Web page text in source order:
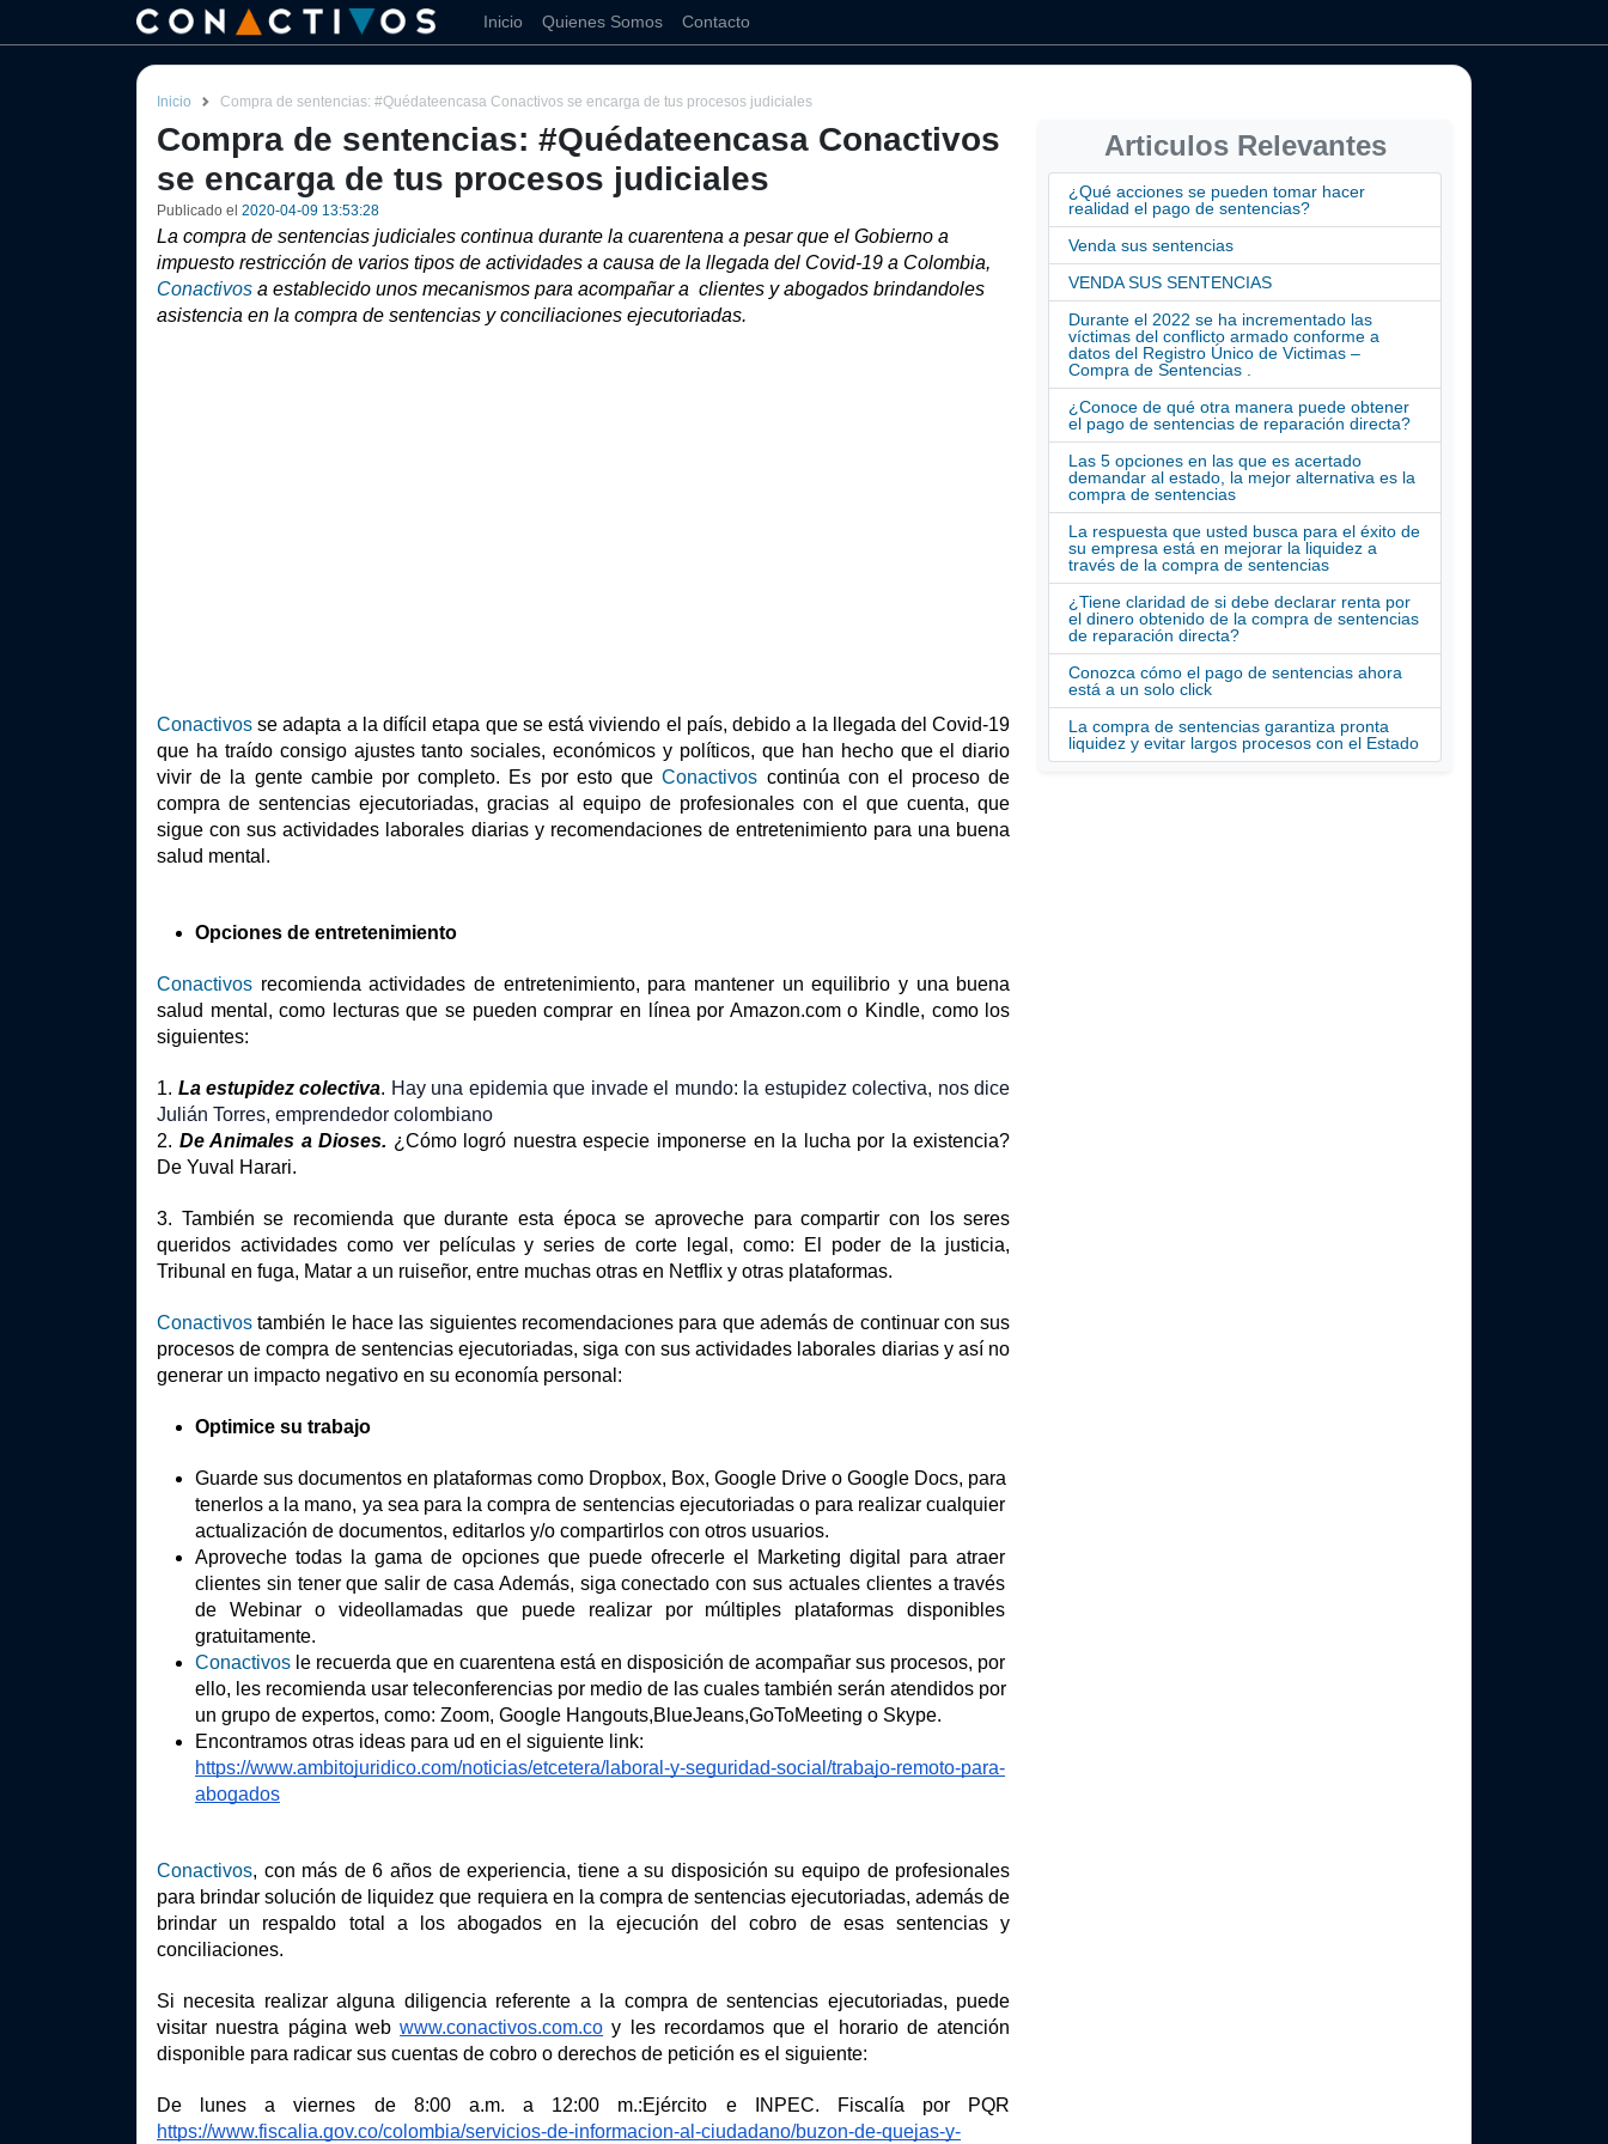
Inicio Quienes Somos Contacto
Inicio Compra de sentencias: #Quédateencasa Conactivos se encarga de tus procesos judiciales
Compra de sentencias: #Quédateencasa Conactivos
se encarga de tus procesos judiciales
Publicado el 2020-04-09 13:53:28
La compra de sentencias judiciales continua durante la cuarentena a pesar que el Gobierno a
Conactivos a establecido unos mecanismos para acompañar a  clientes y abogados brindandoles
asistencia en la compra de sentencias y conciliaciones ejecutoriadas.
Conactivos se adapta a la difícil etapa que se está viviendo el país, debido a la llegada del Covid-19
que ha traído consigo ajustes tanto sociales, económicos y políticos, que han hecho que el diario
vivir de la gente cambie por completo. Es por esto que Conactivos continúa con el proceso de
compra de sentencias ejecutoriadas, gracias al equipo de profesionales con el que cuenta, que
sigue con sus actividades laborales diarias y recomendaciones de entretenimiento para una buena
salud mental.
Opciones de entretenimiento
Conactivos recomienda actividades de entretenimiento, para mantener un equilibrio y una buena
salud mental, como lecturas que se pueden comprar en línea por Amazon.com o Kindle, como los
siguientes:
1. La estupidez colectiva. Hay una epidemia que invade el mundo: la estupidez colectiva, nos dice
Julián Torres, emprendedor colombiano
2. De Animales a Dioses. ¿Cómo logró nuestra especie imponerse en la lucha por la existencia?
De Yuval Harari.
3. También se recomienda que durante esta época se aproveche para compartir con los seres
queridos actividades como ver películas y series de corte legal, como: El poder de la justicia,
Tribunal en fuga, Matar a un ruiseñor, entre muchas otras en Netflix y otras plataformas.
Conactivos también le hace las siguientes recomendaciones para que además de continuar con sus
procesos de compra de sentencias ejecutoriadas, siga con sus actividades laborales diarias y así no
generar un impacto negativo en su economía personal:
Optimice su trabajo
Guarde sus documentos en plataformas como Dropbox, Box, Google Drive o Google Docs, para
tenerlos a la mano, ya sea para la compra de sentencias ejecutoriadas o para realizar cualquier
actualización de documentos, editarlos y/o compartirlos con otros usuarios.
Aproveche todas la gama de opciones que puede ofrecerle el Marketing digital para atraer
clientes sin tener que salir de casa Además, siga conectado con sus actuales clientes a través
de Webinar o videollamadas que puede realizar por múltiples plataformas disponibles
gratuitamente.
Conactivos le recuerda que en cuarentena está en disposición de acompañar sus procesos, por
ello, les recomienda usar teleconferencias por medio de las cuales también serán atendidos por
un grupo de expertos, como: Zoom, Google Hangouts,BlueJeans,GoToMeeting o Skype.
https://www.ambitojuridico.com/noticias/etcetera/laboral-y-seguridad-social/trabajo-remoto-para-
abogados
Conactivos, con más de 6 años de experiencia, tiene a su disposición su equipo de profesionales
para brindar solución de liquidez que requiera en la compra de sentencias ejecutoriadas, además de
brindar un respaldo total a los abogados en la ejecución del cobro de esas sentencias y
conciliaciones.
Si necesita realizar alguna diligencia referente a la compra de sentencias ejecutoriadas, puede
visitar nuestra página web www.conactivos.com.co y les recordamos que el horario de atención
disponible para radicar sus cuentas de cobro o derechos de petición es el siguiente:
https://www.fiscalia.gov.co/colombia/servicios-de-informacion-al-ciudadano/buzon-de-quejas-y-
Articulos Relevantes
¿Qué acciones se pueden tomar hacer
realidad el pago de sentencias?
Venda sus sentencias
VENDA SUS SENTENCIAS
Durante el 2022 se ha incrementado las
víctimas del conflicto armado conforme a
datos del Registro Único de Victimas –
Compra de Sentencias .
¿Conoce de qué otra manera puede obtener
el pago de sentencias de reparación directa?
Las 5 opciones en las que es acertado
demandar al estado, la mejor alternativa es la
compra de sentencias
La respuesta que usted busca para el éxito de
su empresa está en mejorar la liquidez a
través de la compra de sentencias
¿Tiene claridad de si debe declarar renta por
el dinero obtenido de la compra de sentencias
de reparación directa?
Conozca cómo el pago de sentencias ahora
está a un solo click
La compra de sentencias garantiza pronta
liquidez y evitar largos procesos con el Estado